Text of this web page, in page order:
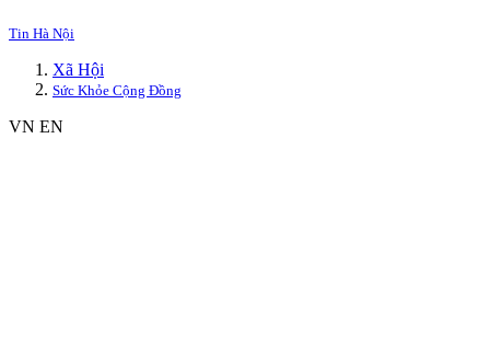
Tin Hà Nội
Xã Hội
Sức Khỏe Cộng Đồng
VN EN